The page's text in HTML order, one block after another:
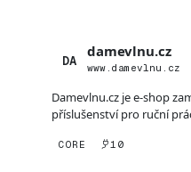
DA
damevlnu.cz
www.damevlnu.cz
Damevlnu.cz je e-shop
příslušenství pro ruční
CORE 10